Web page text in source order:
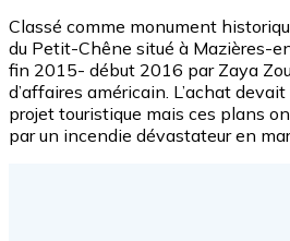
Classé comme monument
du Petit-Chêne situé à Mazières-
fin 2015- début 2016 par Zaya
d’affaires américain. L’achat
projet touristique mais ces plans
par un incendie dévastateur en